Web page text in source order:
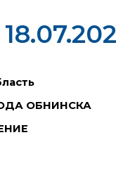
ОБНИНСКА